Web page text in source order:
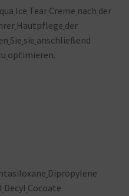
Ice Tear Creme nach der
Hautpflege der
Sie sie anschließend
optimieren.
Dipropylene
Decyl Cocoate